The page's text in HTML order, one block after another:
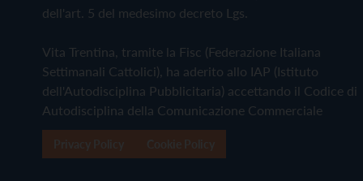
dell'art. 5 del medesimo decreto Lgs.
Vita Trentina, tramite la Fisc (Federazione Italiana
Settimanali Cattolici), ha aderito allo IAP (Istituto
dell'Autodisciplina Pubblicitaria) accettando il Codice di
Autodisciplina della Comunicazione Commerciale